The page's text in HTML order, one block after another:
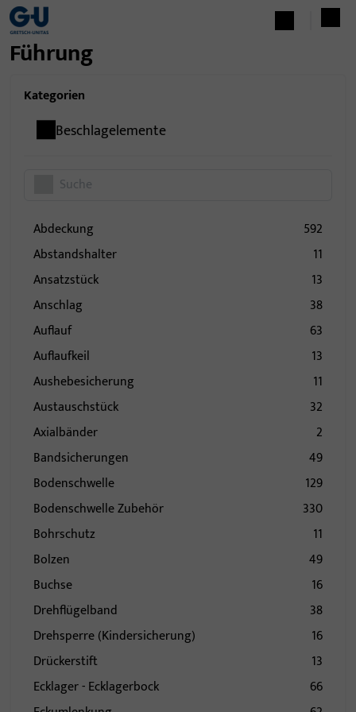
Führung
Kategorien
Beschlagelemente
Abdeckung
592
Abstandshalter
11
Ansatzstück
13
Anschlag
38
Auflauf
63
Auflaufkeil
13
Aushebesicherung
11
Austauschstück
32
Axialbänder
2
Bandsicherungen
49
Bodenschwelle
129
Bodenschwelle Zubehör
330
Bohrschutz
11
Bolzen
49
Buchse
16
Drehflügelband
38
Drehsperre (Kindersicherung)
16
Drückerstift
13
Ecklager - Ecklagerbock
66